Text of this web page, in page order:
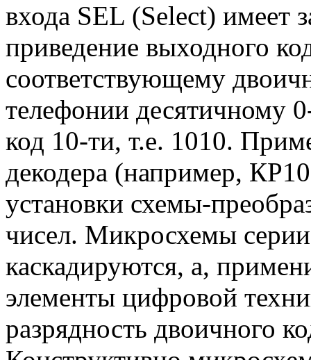
входа SEL (Select) имеет
приведение выходного
соответствующему
телефонии десятичному
код 10-ти, т.е. 1010.
декодера (например,
установки схемы-
чисел. Микросхемы
каскадируются, а,
элементы цифровой
разрядность двоичного